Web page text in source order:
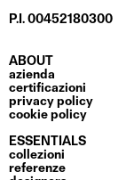
P.I. 00452180300
ABOUT
azienda
certificazioni
privacy policy
cookie policy
ESSENTIALS
collezioni
referenze